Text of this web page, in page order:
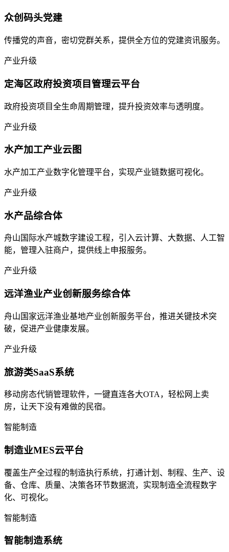
众创码头党建
传播党的声音，密切党群关系，提供全方位的党建资讯服务。
产业升级
定海区政府投资项目管理云平台
政府投资项目全生命周期管理，提升投资效率与透明度。
产业升级
水产加工产业云图
水产加工产业数字化管理平台，实现产业链数据可视化。
产业升级
水产品综合体
舟山国际水产城数字建设工程，引入云计算、大数据、人工智
能，管理入驻商户，提供线上申报服务。
产业升级
远洋渔业产业创新服务综合体
舟山国家远洋渔业基地产业创新服务平台，推进关键技术突
破，促进产业健康发展。
产业升级
旅游类SaaS系统
移动房态代销管理软件，一键直连各大OTA，轻松网上卖
房，让天下没有难做的民宿。
智能制造
制造业MES云平台
覆盖生产全过程的制造执行系统，打通计划、制程、生产、设
备、仓库、质量、决策各环节数据流，实现制造全流程数字
化、可视化。
智能制造
智能制造系统